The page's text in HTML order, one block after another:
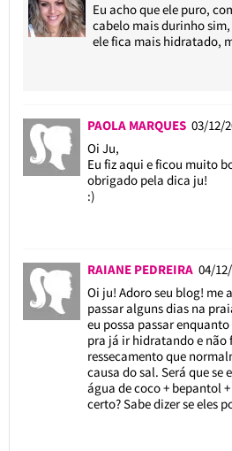
Eu acho que ele puro,
cabelo mais durinho
ele fica mais hidratado,
PAOLA MARQUES 03/12/
Oi Ju,
Eu fiz aqui e ficou muito
obrigado pela dica ju!
:)
RAIANE PEDREIRA 04/
Oi ju! Adoro seu blog! me
passar alguns dias na
eu possa passar
pra já ir hidratando e não
ressecamento que
causa do sal. Será que se
água de coco + bepantol
certo? Sabe dizer se eles